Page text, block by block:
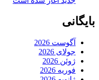
بایگانی
آگوست 2026
جولای 2026
ژوئن 2026
فوریه 2026